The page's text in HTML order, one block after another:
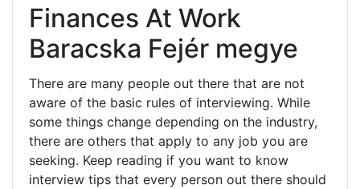
Finances At Work
Baracska Fejér megye
There are many people out there that are not
aware of the basic rules of interviewing. While
some things change depending on the industry,
there are others that apply to any job you are
seeking. Keep reading if you want to know
interview tips that every person out there should